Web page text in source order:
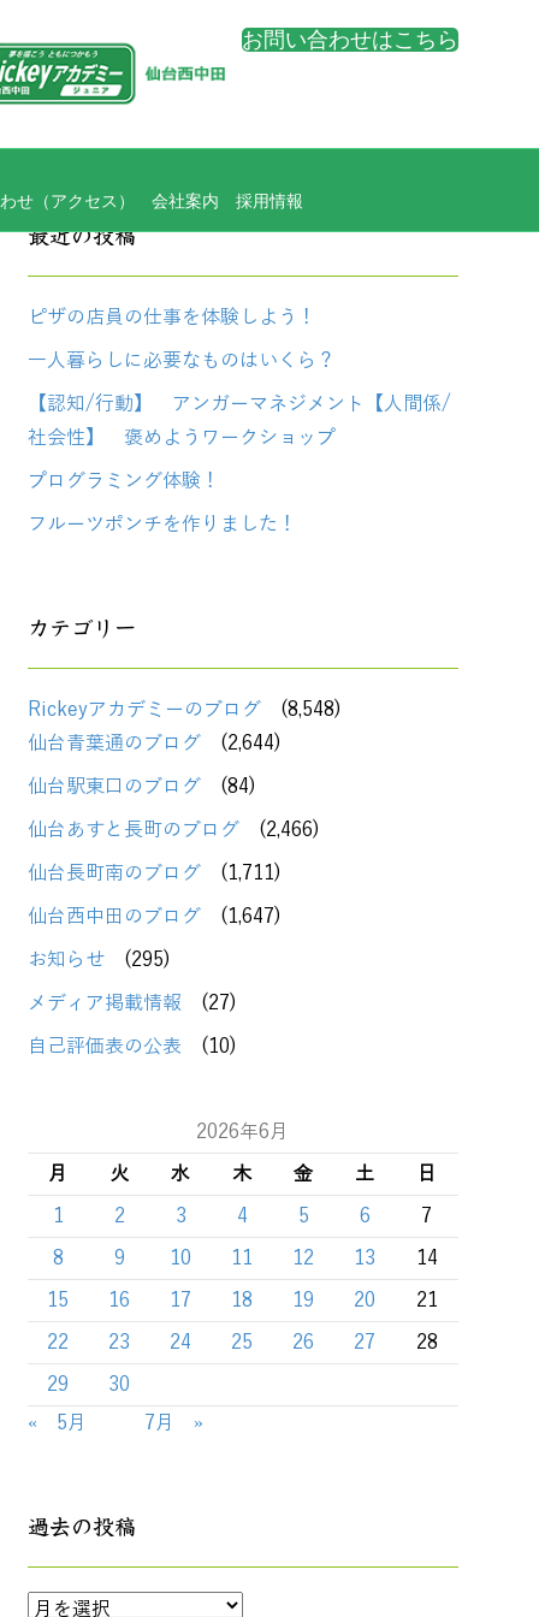
せ（アクセス） 会社案内 採用情報
お問い合わせはこちら
最近の投稿
ピザの店員の仕事を体験しよう！
一人暮らしに必要なものはいくら？
【認知/行動】 アンガーマネジメント【人間係/
社会性】 褒めようワークショップ
プログラミング体験！
フルーツポンチを作りました！
カテゴリー
Rickeyアカデミーのブログ(8,548)
仙台青葉通のブログ(2,644)
仙台駅東口のブログ(84)
仙台あすと長町のブログ(2,466)
仙台長町南のブログ(1,711)
仙台西中田のブログ(1,647)
お知らせ(295)
メディア掲載情報 (27)
自己評価表の公表 (10)
2026年6月
月
火 水 木 金 土
日
1
2 3 4 5 6
7
8
9 10 11 12 13
14
15
16 17 18 19 20
21
22
23 24 25 26 27
28
29
30
« 5月
7月 »
過去の投稿
過